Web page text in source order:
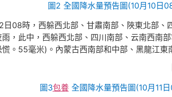
圖2 全國降水量預告圖(10月10日
日08時，西躲西北部、甘肅南部、陜東北部、
，此中，西躲西北部、四川南部、云南西南
慌。55毫米)。內蒙古西南部和中部、黑龍江
圖3包養全國降水量預告圖(10月11